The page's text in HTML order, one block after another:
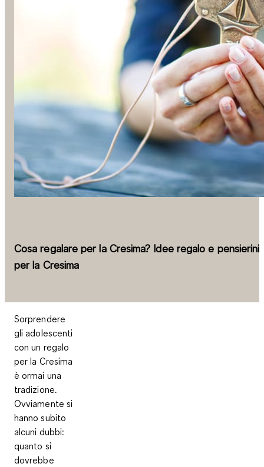
Cosa regalare per la Cresima? Idee regalo e pensierini
per la Cresima
Sorprendere
gli adolescenti
con un regalo
per la Cresima
è ormai una
tradizione.
Ovviamente si
hanno subito
alcuni dubbi:
quanto si
dovrebbe